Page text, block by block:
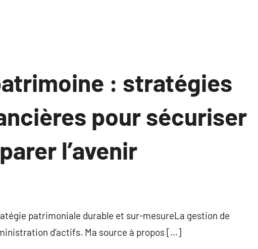
: stratégies
pour sécuriser
l’avenir
patrimoniale durable et sur-mesureLa gestion de
d’actifs. Ma source à propos […]